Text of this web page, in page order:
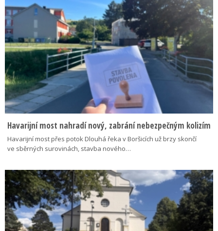
Havarijní most nahradí nový, zabrání nebezpečným kolizím
Havarijní most přes potok Dlouhá řeka v Boršicích už brzy skončí
ve sběrných surovinách, stavba nového…